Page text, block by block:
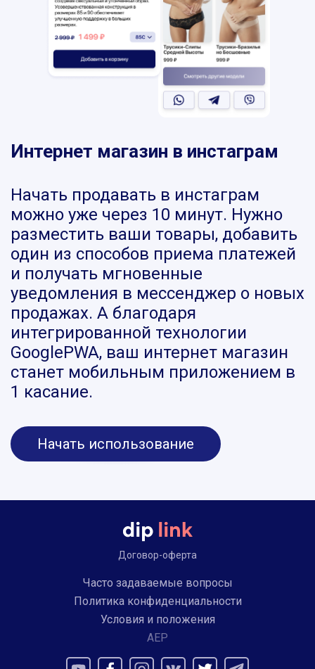
Интернет магазин в инстаграм
Начать продавать в инстаграм
можно уже через 10 минут. Нужно
разместить ваши товары, добавить
один из способов приема платежей
и получать мгновенные
уведомления в мессенджер о новых
продажах. А благодаря
интегрированной технологии
GooglePWA, ваш интернет магазин
станет мобильным приложением в
1 касание.
Начать использование
Договор-оферта
Часто задаваемые вопросы
Политика конфиденциальности
Условия и положения
AEP